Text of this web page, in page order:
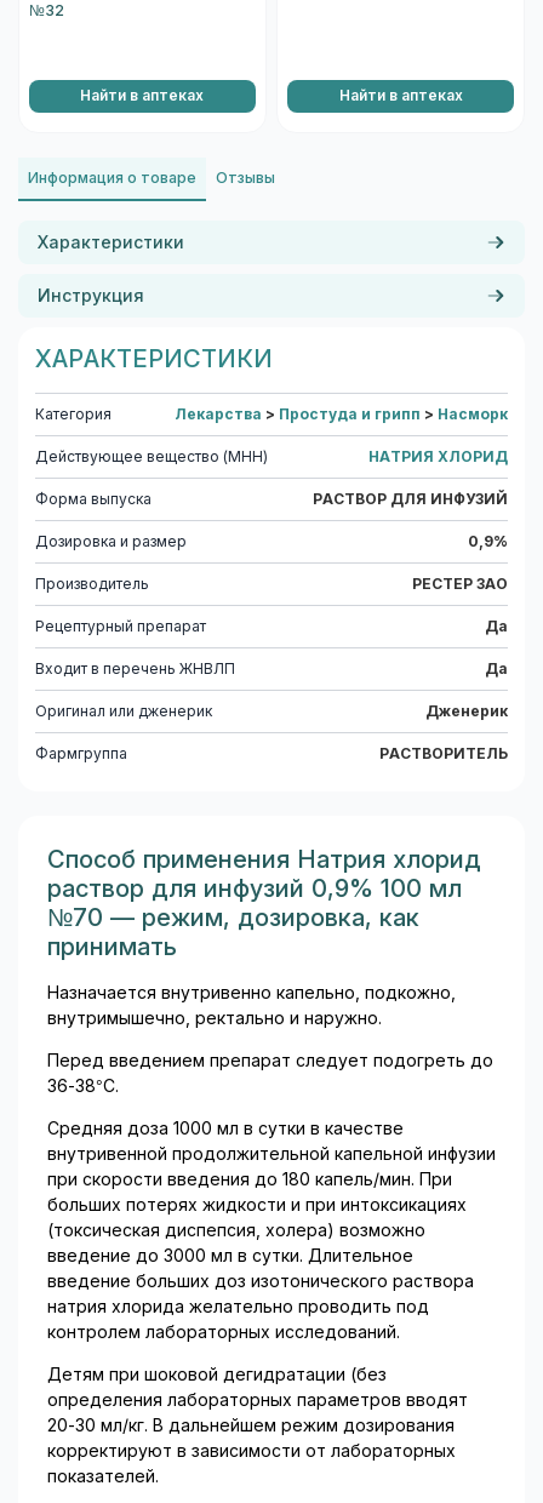
№32
Найти в аптеках Найти в аптеках
Информация о товаре Отзывы
Характеристики
Инструкция
ХАРАКТЕРИСТИКИ
Категория Лекарства > Простуда и грипп > Насморк
Действующее вещество (МНН) НАТРИЯ ХЛОРИД
Форма выпуска РАСТВОР ДЛЯ ИНФУЗИЙ
Дозировка и размер 0,9%
Производитель РЕСТЕР ЗАО
Рецептурный препарат Да
Входит в перечень ЖНВЛП Да
Оригинал или дженерик Дженерик
Фармгруппа РАСТВОРИТЕЛЬ
Способ применения Натрия хлорид
раствор для инфузий 0,9% 100 мл
№70 — режим, дозировка, как
принимать
Назначается внутривенно капельно, подкожно,
внутримышечно, ректально и наружно.
Перед введением препарат следует подогреть до
36-38°С.
Средняя доза 1000 мл в сутки в качестве
внутривенной продолжительной капельной инфузии
при скорости введения до 180 капель/мин. При
больших потерях жидкости и при интоксикациях
(токсическая диспепсия, холера) возможно
введение до 3000 мл в сутки. Длительное
введение больших доз изотонического раствора
натрия хлорида желательно проводить под
контролем лабораторных исследований.
Детям при шоковой дегидратации (без
определения лабораторных параметров вводят
20-30 мл/кг. В дальнейшем режим дозирования
корректируют в зависимости от лабораторных
показателей.